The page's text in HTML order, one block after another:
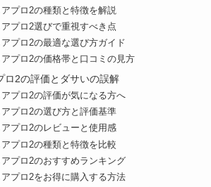
アプロ2の種類と特徴を解説
アプロ2選びで重視すべき点
アプロ2の最適な選び方ガイド
アプロ2の価格帯と口コミの見方
ロ2の評価とダサいの誤解
アプロ2の評価が気になる方へ
アプロ2の選び方と評価基準
アプロ2のレビューと使用感
アプロ2の種類と特徴を比較
アプロ2のおすすめランキング
アプロ2をお得に購入する方法